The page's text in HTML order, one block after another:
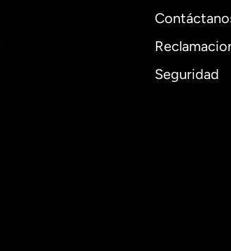
Seguridad